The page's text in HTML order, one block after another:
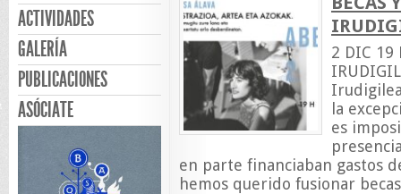
ACTIVIDADES
GALERÍA
PUBLICACIONES
ASÓCIATE
2 DIC 19
la
es
en parte financiaban gastos
hemos querido fusionar